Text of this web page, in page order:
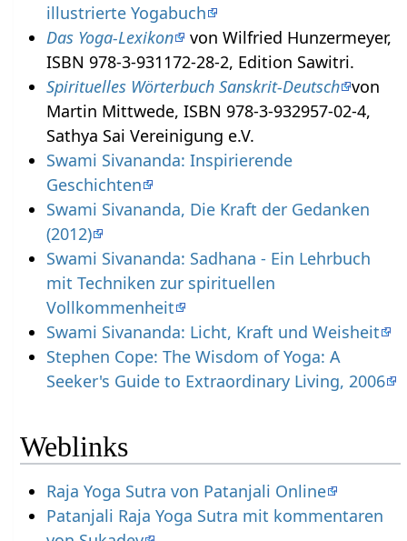
illustrierte Yogabuch
Das Yoga-Lexikon
von Wilfried Hunzermeyer,
ISBN 978-3-931172-28-2, Edition Sawitri.
Spirituelles Wörterbuch Sanskrit-Deutsch von
Martin Mittwede, ISBN 978-3-932957-02-4,
Sathya Sai Vereinigung e.V.
Swami Sivananda: Inspirierende
Geschichten
Swami Sivananda, Die Kraft der Gedanken
(2012)
Swami Sivananda: Sadhana - Ein Lehrbuch
mit Techniken zur spirituellen
Vollkommenheit
Swami Sivananda: Licht, Kraft und Weisheit
Stephen Cope: The Wisdom of Yoga: A
Seeker's Guide to Extraordinary Living, 2006
Weblinks
Raja Yoga Sutra von Patanjali Online
Patanjali Raja Yoga Sutra mit kommentaren